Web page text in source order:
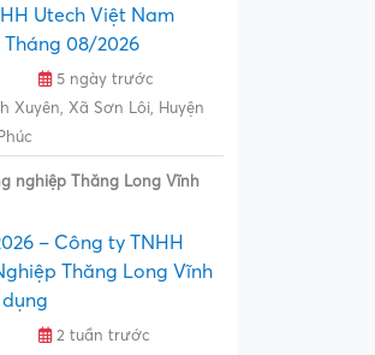
Utech Việt Nam
Tháng 08/2026
5 ngày trước
Xuyên, Xã Sơn Lôi, Huyện
nghiệp Thăng Long Vĩnh
– Công ty TNHH
Thăng Long Vĩnh
dụng
2 tuần trước